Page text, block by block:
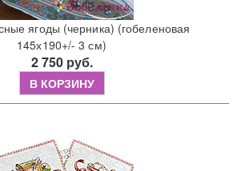
ягоды (черника) (гобеленовая
145х190+/- 3 см)
2 750 руб.
В КОРЗИНУ